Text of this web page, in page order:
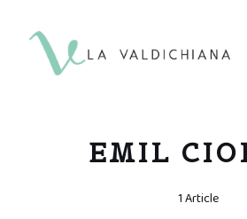
EMIL
1 Article